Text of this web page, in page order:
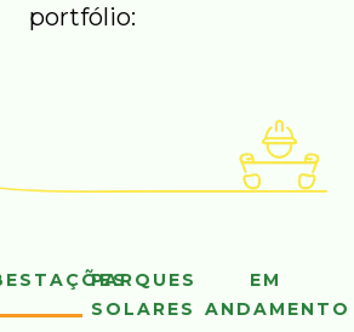
portfólio:
PARQUES
SOLARES
EM
ANDAMENTO